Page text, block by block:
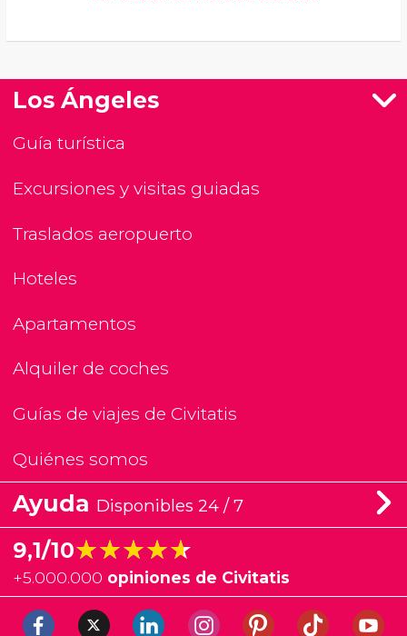
Los Ángeles
Guía turística
Excursiones y visitas guiadas
Traslados aeropuerto
Hoteles
Apartamentos
Alquiler de coches
Guías de viajes de Civitatis
Quiénes somos
Ayuda Disponibles 24 / 7
9,1/10★★★★★
★★★★★
+5.000.000 opiniones de Civitatis